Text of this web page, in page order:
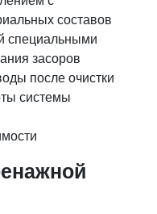
составов
специальными
засоров
после очистки
системы